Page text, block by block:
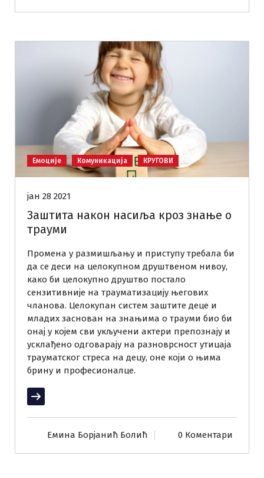
Емоције Комуникација КРУГОВИ
јан 28 2021
Заштита након насиља кроз знање о
трауми
Промена у размишљању и приступу требала би
да се деси на целокупном друштвеном нивоу,
како би целокупно друштво постало
сензитивније на трауматизацију његових
чланова. Целокупан систем заштите деце и
младих заснован на знањима о трауми био би
онај у којем сви укључени актери препознају и
усклађено одговарају на разноврсност утицаја
трауматског стреса на децу, оне који о њима
брину и професионалце.
Прочитај више
Емина Борјанић Болић 0 Коментари